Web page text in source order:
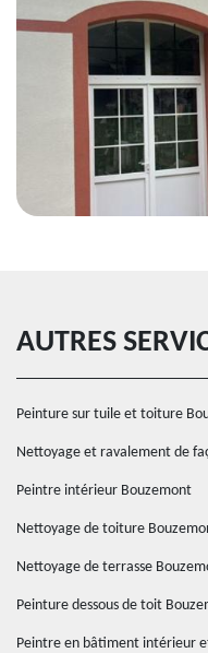
AUTRES
Peinture sur tuile et toiture
Nettoyage et ravalement de
Peintre intérieur Bouzemont
Nettoyage de toiture
Nettoyage de terrasse
Peinture dessous de toit
Peintre en bâtiment intérieur